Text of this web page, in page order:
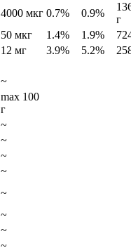
4000 мкг 0.7% 0.9%
г
50 мкг 1.4% 1.9%
12 мг 3.9% 5.2%
~
max 100
г
~
~
~
~
~
~
~
~